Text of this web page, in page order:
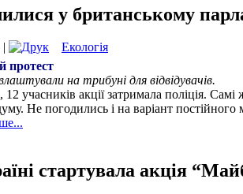
у британському
Екологія
протест
на трибуні для відвідувачів.
учасників акції затримала поліція.
Не погодились і на варіант
стартувала акція